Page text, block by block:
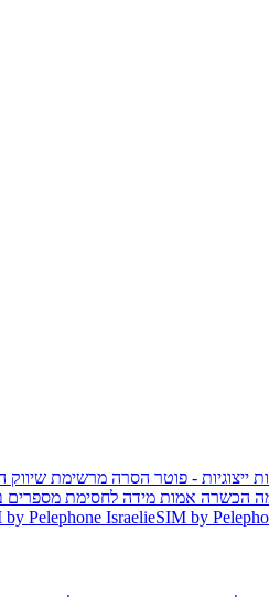
ייצוגיות - פוטר הסרה מרשימת שיווק
הכשרה אמות מידה לחסימת
by Pelephone